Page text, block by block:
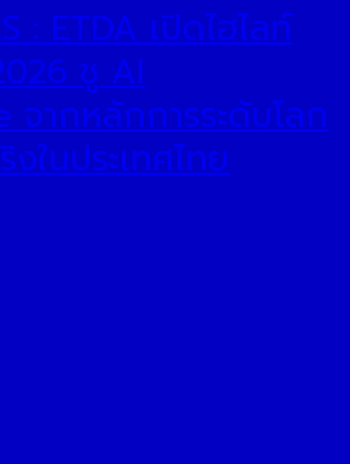
: ETDA เปิดไฮไลท์
ชู AI
จากหลักการระดับโลก
งในประเทศไทย